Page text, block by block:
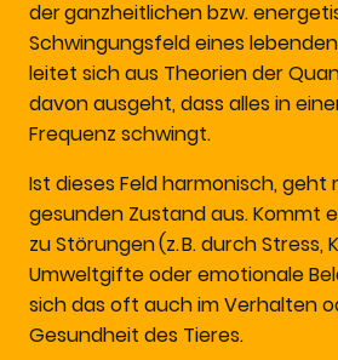
derganzheitlichen bzw.
Schwingungsfeld eines
leitet sich aus Theorien der
davon ausgeht, dass alles in
Frequenz schwingt.
Ist dieses Feld harmonisch, geht
gesunden Zustand aus. Kommt
zu Störungen(z. B. durch Stress,
Umweltgifte oder emotionale
sich das oft auch im Verhalten
Gesundheit des Tieres.